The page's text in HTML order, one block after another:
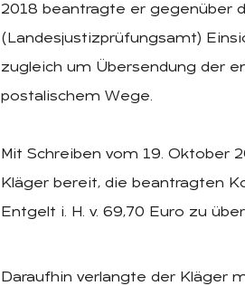
2018 beantragte er gegenüber
(Landesjustizprüfungsamt)
zugleich um Übersendung der
postalischem Wege.
Mit Schreiben vom 19. Oktober
Kläger bereit, die beantragten
Entgelt i. H. v. 69,70 Euro zu
Daraufhin verlangte der Kläger